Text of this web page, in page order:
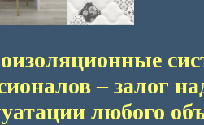
– залог
любого